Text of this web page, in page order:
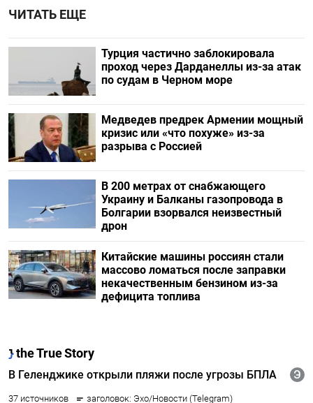
ЧИТАТЬ ЕЩЕ
Турция частично заблокировала
проход через Дарданеллы из-за атак
по судам в Черном море
Медведев предрек Армении мощный
кризис или «что похуже» из-за
разрыва с Россией
В 200 метрах от снабжающего
Украину и Балканы газопровода в
Болгарии взорвался неизвестный
дрон
Китайские машины россиян стали
массово ломаться после заправки
некачественным бензином из-за
дефицита топлива